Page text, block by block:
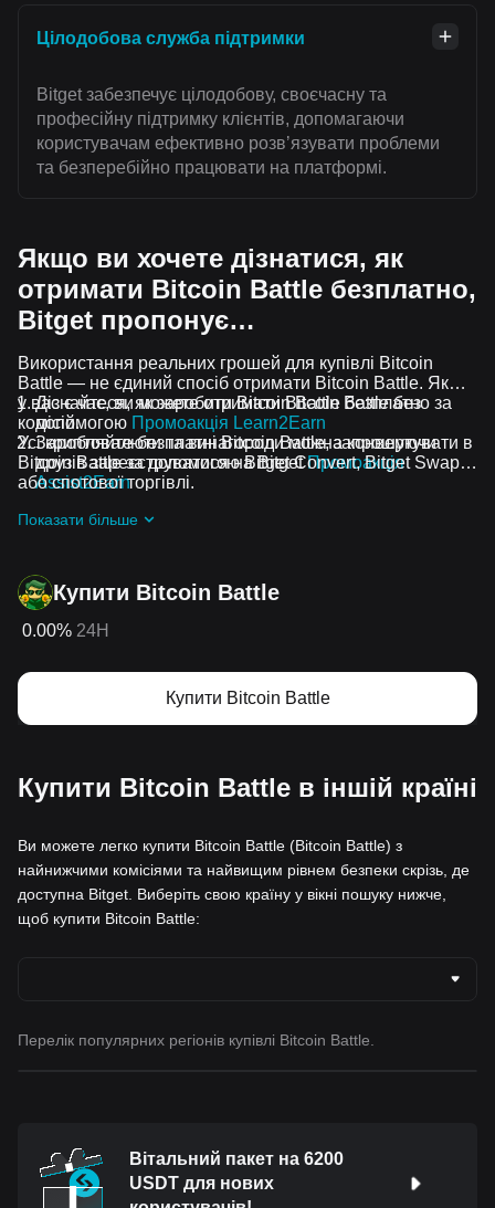
Цілодобова служба підтримки
Bitget забезпечує цілодобову, своєчасну та
професійну підтримку клієнтів, допомагаючи
користувачам ефективно розвʼязувати проблеми
та безперебійно працювати на платформі.
Якщо ви хочете дізнатися, як
отримати Bitcoin Battle безплатно,
Bitget пропонує…
Використання реальних грошей для купівлі Bitcoin
Battle — не єдиний спосіб отримати Bitcoin Battle. Якщо
у вас є час, ви можете отримати Bitcoin Battle без
комісій.
Дізнайтеся, як заробити Bitcoin Battle безплатно за
допомогою Промоакція Learn2Earn
Заробляйте безплатні Bitcoin Battle, запрошуючи
друзів зареєструватися на BitgetПромоакція
Assist2Earn
аірдропів, приєднавшись до
Усі криптовалюти та винагороди можна конвертувати в
Bitcoin Battle за допомогою Bitget Convert, Bitget Swap
або спотової торгівлі.
Показати більше
Купити Bitcoin Battle
0.00% 24H
Купити Bitcoin Battle
Купити Bitcoin Battle в іншій країні
Ви можете легко купити Bitcoin Battle (Bitcoin Battle) з
найнижчими комісіями та найвищим рівнем безпеки скрізь, де
доступна Bitget. Виберіть свою країну у вікні пошуку нижче,
щоб купити Bitcoin Battle:
Перелік популярних регіонів купівлі Bitcoin Battle.
Вітальний пакет на 6200
USDT для нових